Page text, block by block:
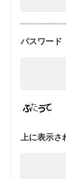
パスワード
上に表示さ